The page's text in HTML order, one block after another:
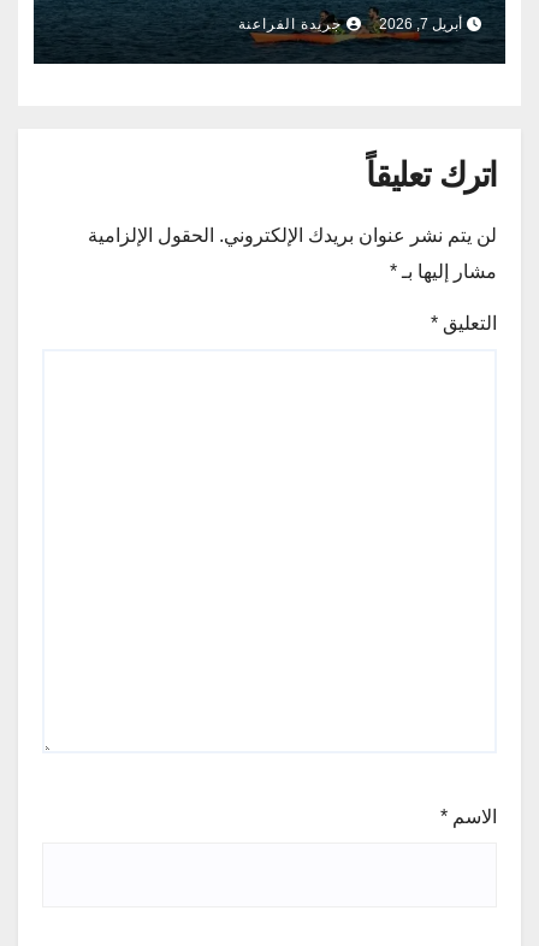
ألف ضيف
أبريل 7, 2026 جريدة الفراعنة
اترك تعليقاً
لن يتم نشر عنوان بريدك الإلكتروني. الحقول الإلزامية
مشار إليها بـ *
التعليق *
الاسم *